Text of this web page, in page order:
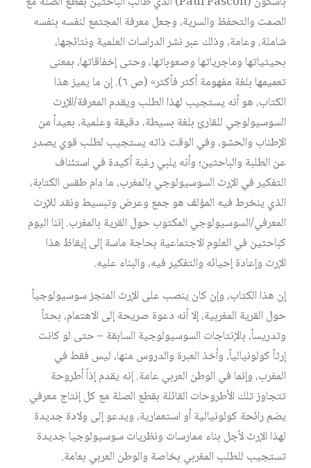
الصمت والتحفظ والسرية، وجعل معرفة المجتمع لنفسه بنفسه
شاملة، وعامة، وذلك عبر نشر الدراسات العلمية ونتائجها،
بحيثياتها وماجرياتها وصعوباتها، وحتى إخفاقاتها، بمعنى
تعميمها بلغة مفهومة أكثر فأكثر» (ص ٦). إن ما يميز هذا
الكتاب، هو أنه يستجيب لهذا الطلب ويقدم المعرفة/الإرث
السوسيولوجي للقارئ بلغة بسيطة، دقيقة وعلمية، بعيداً من
الإطناب والحشو، وفي الوقت ذاته يستجيب لطلب قوي يصدر
عن الطلبة والباحثين؛ وأنه يلبي رغبة أكيدة في استئناف
التفكير في الإرث السوسيولوجي بالمغرب، ما دام طقس الكتابة،
الذي ينخرط فيه المؤلف هو جمع وعرض وتبسيط ونقد للإرث
المعرفي/السوسيولوجي المكتوب حول القرية بالمغرب. إننا اليوم
كباحثين في العلوم الاجتماعية بحاجة ماسة إلى إيقاظ هذا
الإرث وإعادة إحيائه والتفكير فيه، والبناء عليه.
إن هذا الكتاب، وإن كان ينصب على الإرث المنجز سوسيولوجياً
حول القرية المغربية، إلا أنه دعوة صريحة إلى الاهتمام، بحثاً
وتدريساً، بالإنتاجات السوسيولوجية السابقة – حتى لو كانت
إرثاً كولونيالياً، وأخذ العبرة والدروس منها، ليس فقط في
المغرب، وإنما في الوطن العربي عامة. إنه يقدم إذاً أطروحة
تتجاوز تلك الأطروحات القائلة بقطع الصلة مع كل إنتاج معرفي
يضم رائحة كولونيالية أو استعمارية، ويدعو إلى ولادة جديدة
لهذا الإرث لأجل بناء ممارسات ونظريات سوسيولوجيا جديدة
تستجيب للطلب المغربي بخاصة والوطن العربي بعامة.